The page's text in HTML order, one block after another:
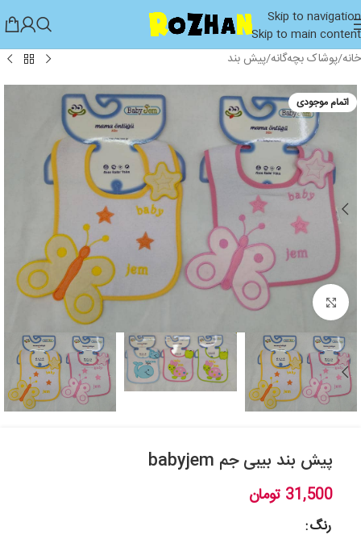
Skip to navigation
Skip to main content
خانه/پوشاک بچه‌گانه/پیش بند
اتمام موجودی
بزرگنمایی تصویر
پیش بند بیبی جم babyjem
31,500 تومان
رنگ